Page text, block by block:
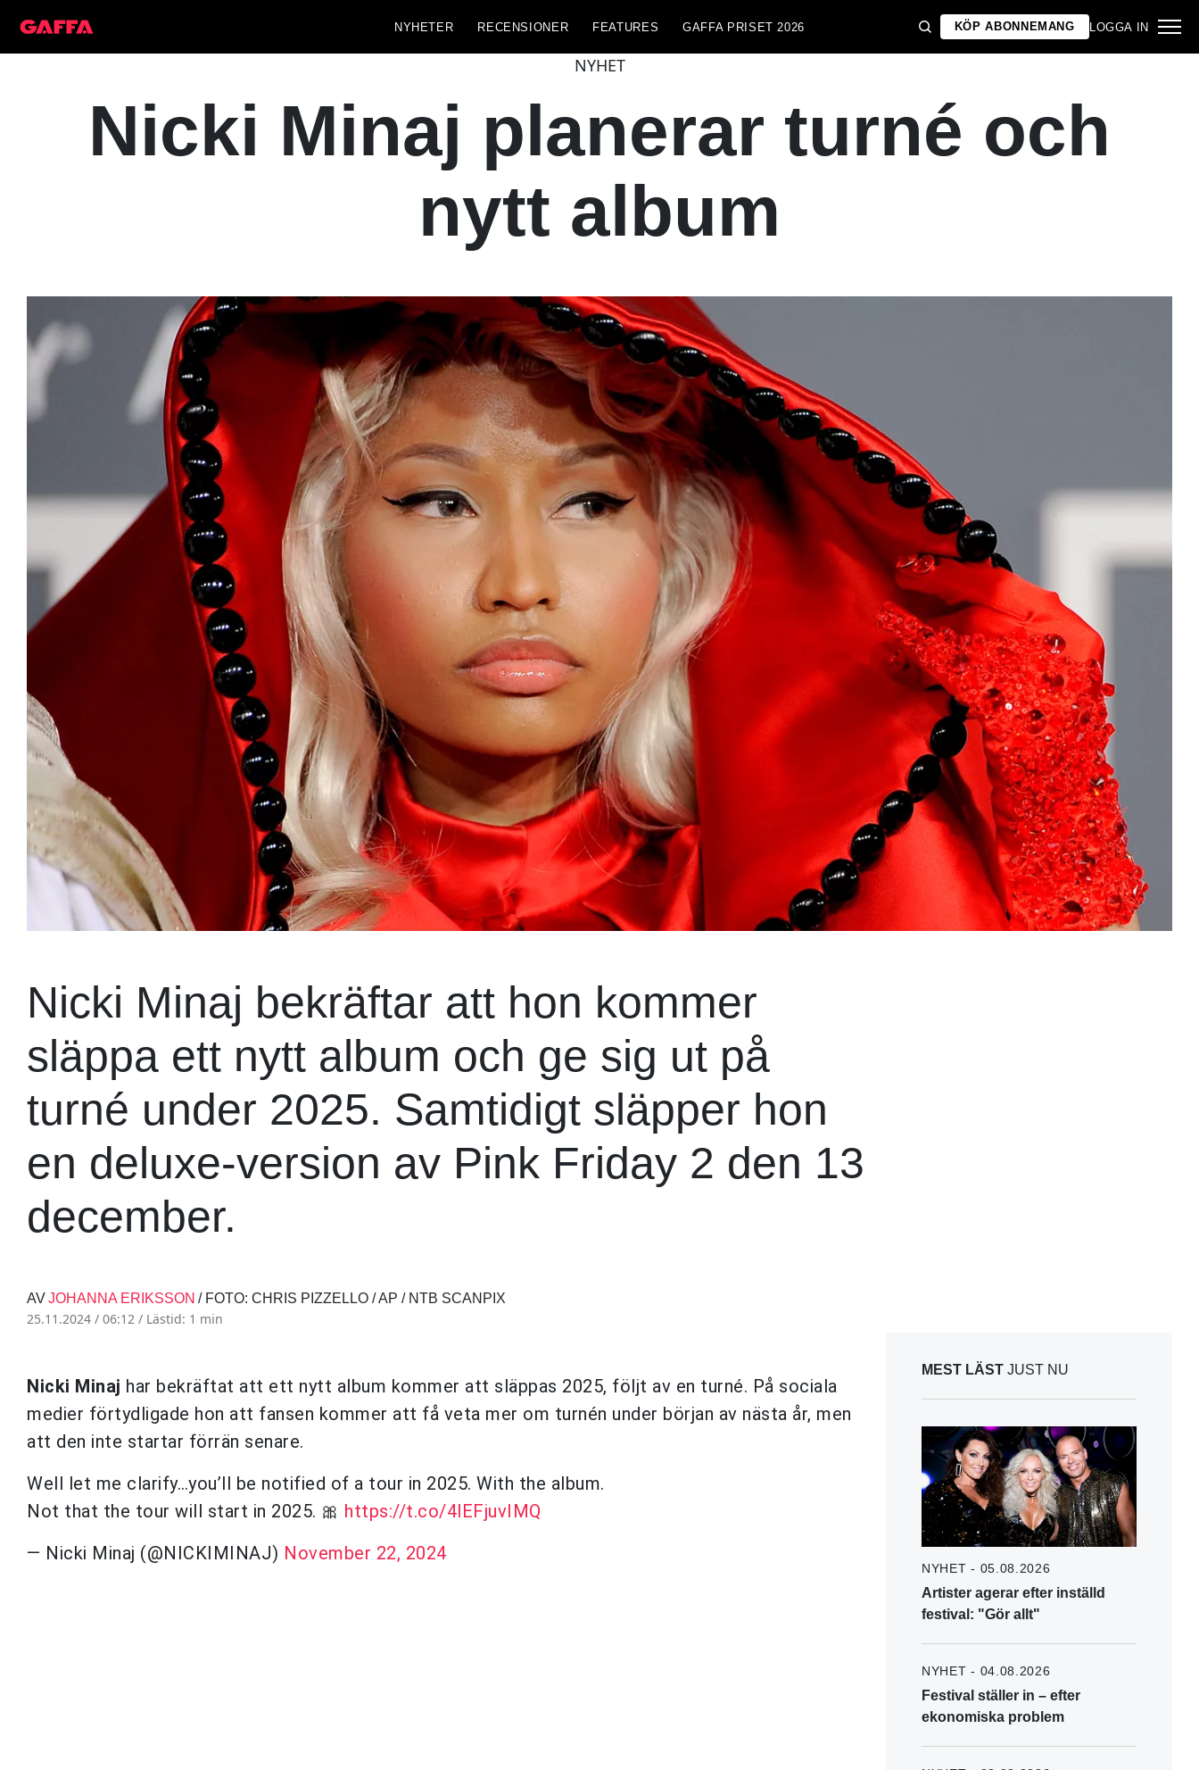
NYHETER RECENSIONER FEATURES GAFFA PRISET 2026 KÖP ABONNEMANG LOGGA IN
NYHET
Nicki Minaj planerar turné och
nytt album
Nicki Minaj bekräftar att hon kommer
släppa ett nytt album och ge sig ut på
turné under 2025. Samtidigt släpper hon
en deluxe-version av Pink Friday 2 den 13
december.
AVJOHANNA ERIKSSON / FOTO: CHRIS PIZZELLO / AP / NTB SCANPIX
25.11.2024 / 06:12 / Lästid: 1 min
Nicki Minaj har bekräftat att ett nytt album kommer att släppas 2025, följt av en turné. På sociala
medier förtydligade hon att fansen kommer att få veta mer om turnén under början av nästa år, men
att den inte startar förrän senare.
Well let me clarify…you’ll be notified of a tour in 2025. With the album.
Not that the tour will start in 2025. 🎀 https://t.co/4lEFjuvIMQ
— Nicki Minaj (@NICKIMINAJ) November 22, 2024
MEST LÄST JUST NU
NYHET - 05.08.2026
Artister agerar efter inställd
festival: "Gör allt"
NYHET - 04.08.2026
Festival ställer in – efter
ekonomiska problem